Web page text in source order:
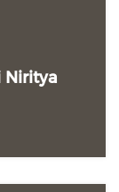
Niritya